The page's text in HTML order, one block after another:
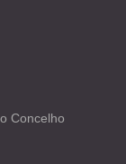
Concelho